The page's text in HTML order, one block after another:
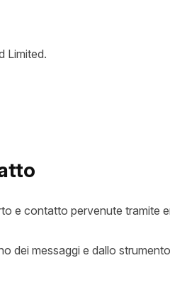
Limited.
e contatto pervenute tramite
dei messaggi e dallo